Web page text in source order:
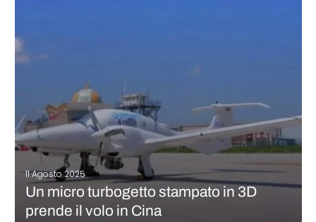
11 Agosto 2025
Un micro turbogetto stampato in 3D
prende il volo in Cina